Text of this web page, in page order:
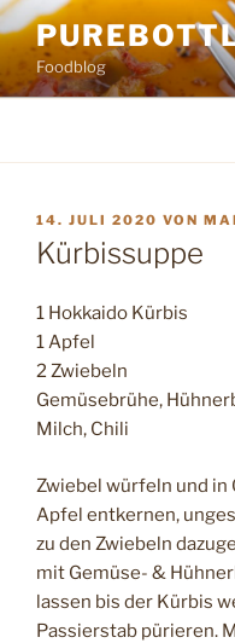
Zum
Inhalt
springenFoodblog
VERÖFFENTLICHT
AM
14. JULI 2020 VON
Kürbissuppe
1 Hokkaido Kürbis
1 Apfel
2 Zwiebeln
Gemüsebrühe,
Milch, Chili
Zwiebel würfeln und in
Apfel entkernen,
zu den Zwiebeln
mit Gemüse- &
lassen bis der Kürbis
Passierstab pürieren.